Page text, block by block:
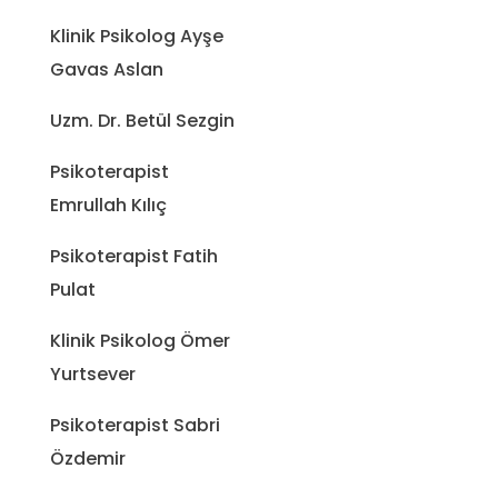
Klinik Psikolog Ayşe
Gavas Aslan
Uzm. Dr. Betül Sezgin
Psikoterapist
Emrullah Kılıç
Psikoterapist Fatih
Pulat
Klinik Psikolog Ömer
Yurtsever
Psikoterapist Sabri
Özdemir